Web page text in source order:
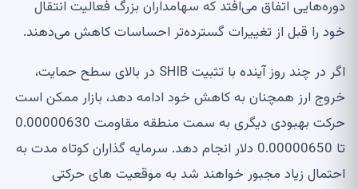
دوره‌هایی اتفاق می‌افتد که سهامداران بزرگ فعالیت انتقال
خود را قبل از تغییرات گسترده‌تر احساسات کاهش می‌دهند.
اگر در چند روز آینده با تثبیت SHIB در بالای سطح حمایت،
خروج ارز همچنان به کاهش خود ادامه دهد، بازار ممکن است
حرکت بهبودی دیگری به سمت منطقه مقاومت 0.00000630
تا 0.00000650 دلار انجام دهد. سرمایه گذاران کوتاه مدت به
احتمال زیاد مجبور خواهند شد به موقعیت های حرکتی